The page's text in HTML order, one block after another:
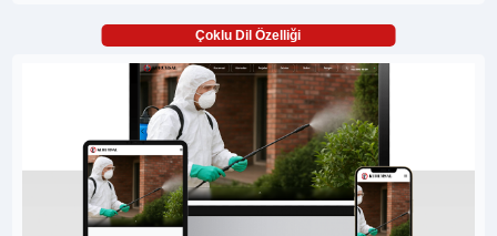
Çoklu Dil Özelliği